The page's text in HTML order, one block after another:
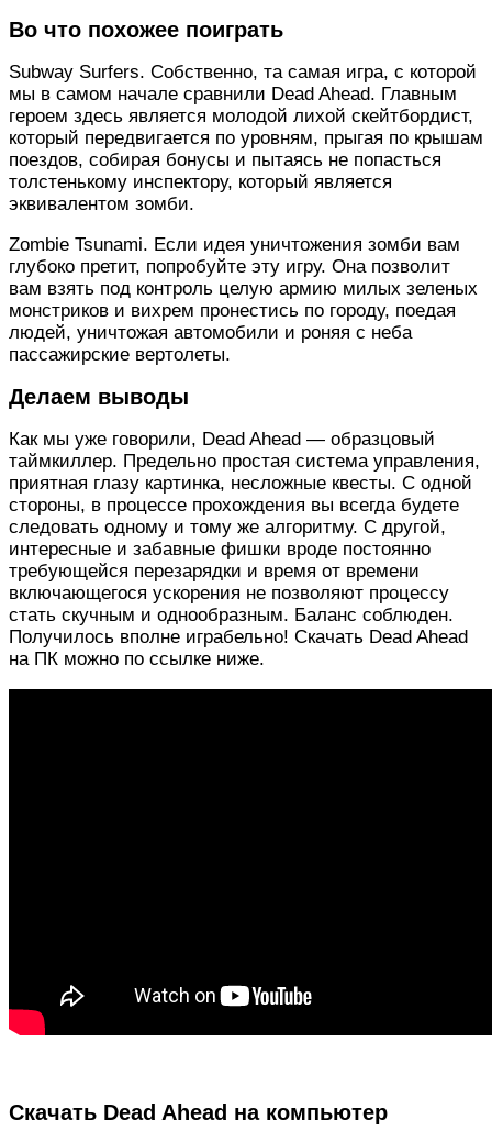
Во что похожее поиграть
Subway Surfers. Собственно, та самая игра, с которой
мы в самом начале сравнили Dead Ahead. Главным
героем здесь является молодой лихой скейтбордист,
который передвигается по уровням, прыгая по крышам
поездов, собирая бонусы и пытаясь не попасться
толстенькому инспектору, который является
эквивалентом зомби.
Zombie Tsunami. Если идея уничтожения зомби вам
глубоко претит, попробуйте эту игру. Она позволит
вам взять под контроль целую армию милых зеленых
монстриков и вихрем пронестись по городу, поедая
людей, уничтожая автомобили и роняя с неба
пассажирские вертолеты.
Делаем выводы
Как мы уже говорили, Dead Ahead — образцовый
таймкиллер. Предельно простая система управления,
приятная глазу картинка, несложные квесты. С одной
стороны, в процессе прохождения вы всегда будете
следовать одному и тому же алгоритму. С другой,
интересные и забавные фишки вроде постоянно
требующейся перезарядки и время от времени
включающегося ускорения не позволяют процессу
стать скучным и однообразным. Баланс соблюден.
Получилось вполне играбельно! Скачать Dead Ahead
на ПК можно по ссылке ниже.
Скачать Dead Ahead на компьютер